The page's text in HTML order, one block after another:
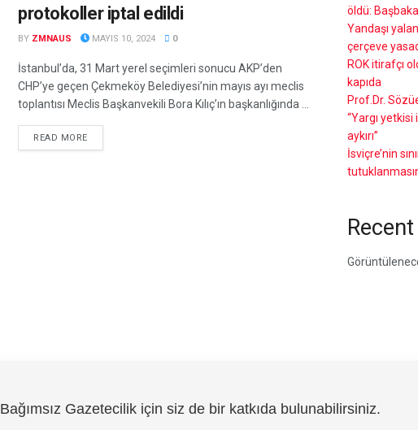
protokoller iptal edildi
BY ZMNAUS MAYIS 10, 2024 0
İstanbul’da, 31 Mart yerel seçimleri sonucu AKP’den
CHP’ye geçen Çekmeköy Belediyesi’nin mayıs ayı meclis
toplantısı Meclis Başkanvekili Bora Kılıç’ın başkanlığında ...
READ MOREDETAILS
öldü:
Yandaşı
çerçeve
ROK itirafçı
kapıda
Prof.Dr.
“Yargı
aykırı”
İsviçre’nin
Bağımsız Gazetecilik için siz de bir katkıda bulunabilirsiniz.